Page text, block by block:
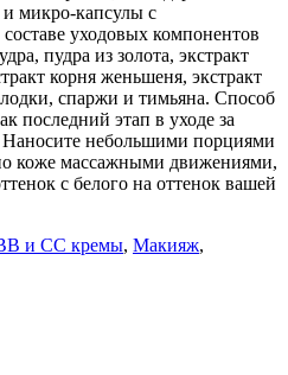
микро-капсулы с
уходовых компонентов
пудра из золота, экстракт
корня женьшеня, экстракт
спаржи и тимьяна. Способ
последний этап в уходе за
небольшими порциями
коже массажными движениями,
с белого на оттенок вашей
и СС кремы, Макияж,